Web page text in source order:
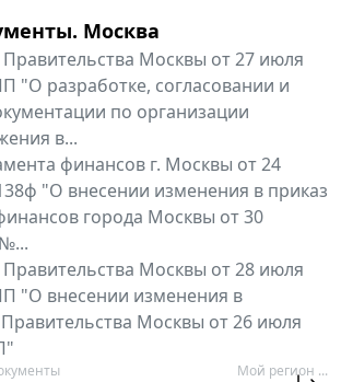
Москва
Москвы от 27 июля
"О разработке, согласовании и
по организации
в...
финансов г. Москвы от 24
"О внесении изменения в приказ
города Москвы от 30
Москвы от 28 июля
"О внесении изменения в
Москвы от 26 июля
Мой регион ...